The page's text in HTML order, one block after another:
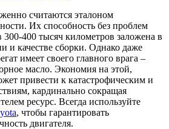
считаются эталоном
Их способность без проблем
300-400 тысяч километров заложена в
и качестве сборки. Однако даже
имеет своего главного врага –
масло. Экономия на этой,
привести к катастрофическим и
кардинально сокращая
ресурс. Всегда используйте
, чтобы гарантировать
двигателя.